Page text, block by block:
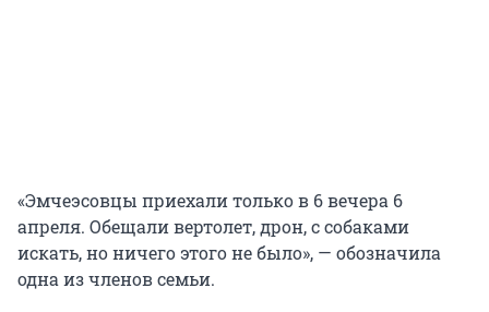
«Эмчеэсовцы приехали только в 6 вечера 6
апреля. Обещали вертолет, дрон, с собаками
искать, но ничего этого не было», — обозначила
одна из членов семьи.